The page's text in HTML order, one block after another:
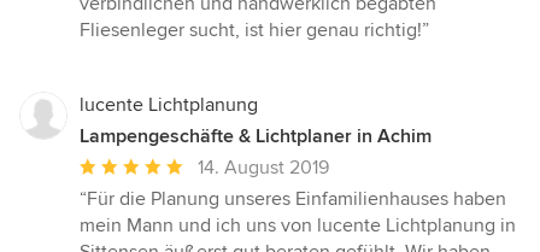
Fliesenleger sucht, ist hier genau richtig!”
lucente Lichtplanung
Lampengeschäfte & Lichtplaner in Achim
Durchschnittliche
Bewertung:
5
von
14. August 2019
“Für die Planung unseres Einfamilienhauses haben
mein Mann und ich uns von lucente Lichtplanung in